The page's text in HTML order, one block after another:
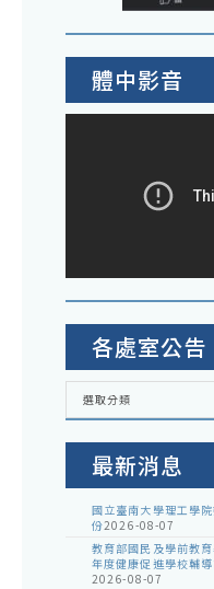
體中影音
各處室公告
各
室
選取分類
最新消息
國立臺南大學理工學
份2026-08-07
教育部國民及學前教
年度健康促進學校輔
2026-08-07